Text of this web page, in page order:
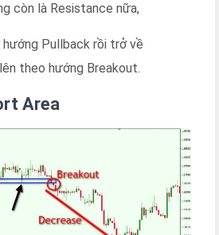
còn là Resistance nữa,
Pullback rồi trở về
theo hướng Breakout.
Area